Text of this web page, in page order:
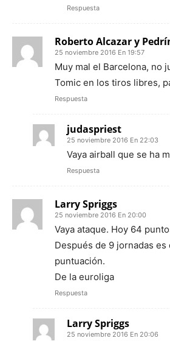
Respuesta
Roberto Alcazar y
25 noviembre 2016 En 19:57
Muy mal el Barcelona, no
Tomic en los tiros libres,
Respuesta
judaspriest
25 noviembre 2016 En 22:03
Vaya airball que se ha
Respuesta
Larry Spriggs
25 noviembre 2016 En 20:00
Vaya ataque. Hoy 64
Después de 9 jornadas
puntuación.
De la euroliga
Respuesta
Larry Spriggs
25 noviembre 2016 En 20:06